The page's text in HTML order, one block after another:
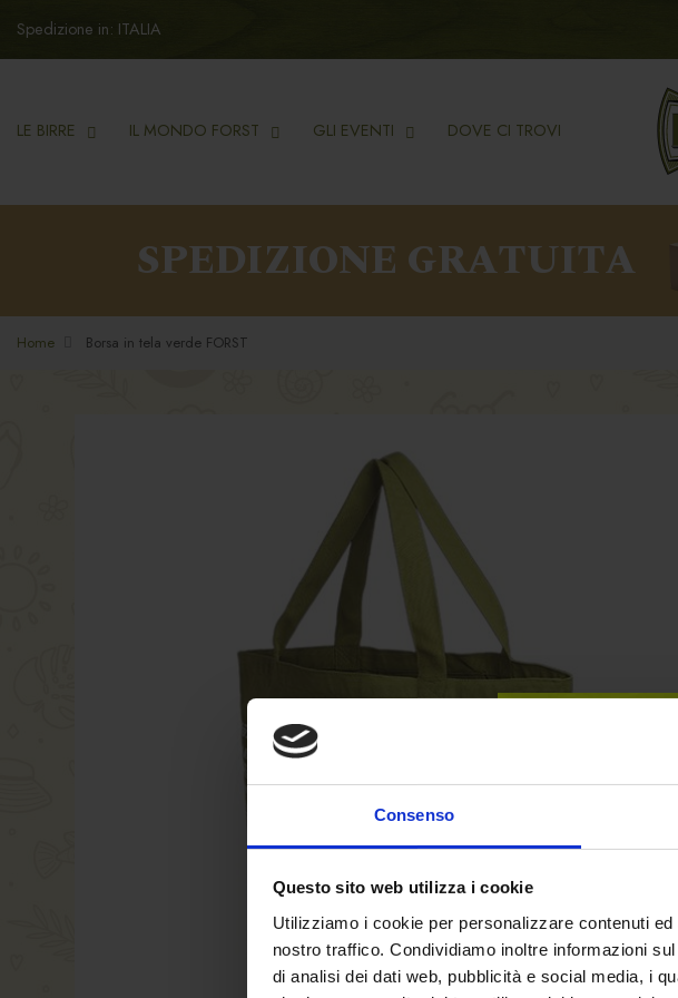
Consenso
Questo sito web utilizza i cookie
Utilizziamo i cookie per personalizzare contenuti
nostro traffico. Condividiamo inoltre informazioni
di analisi dei dati web, pubblicità e social media, i
Spedizione in: ITALIA
LE BIRRE IL MONDO FORST GLI EVENTI DOVE CI TROVI
SPEDIZIONE GRATUITA
Home Borsa in tela verde FORST